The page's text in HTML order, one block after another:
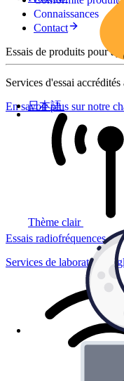
Thème clair
日本語
Connaissances
Contact
Essais de produits pour
Services d'essai
En savoir plus sur notre
Essais radiofréquences
Services de laboratoire